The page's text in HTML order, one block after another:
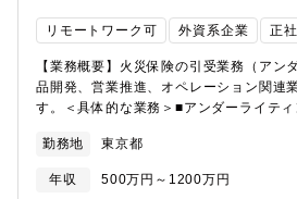
リモートワーク可 外資系企業 正
【業務概要】火災保険の引受業務（アン
品開発、営業推進、オペレーション関連
す。＜具体的な業務＞■アンダーライテ
適切なアンダーライティングを行うこと
全性の維持を図る。・リスク・オブザベ
他部門からの情報に基づき、事故多発者
勤務地 東京都
年収 500万円～1200万円